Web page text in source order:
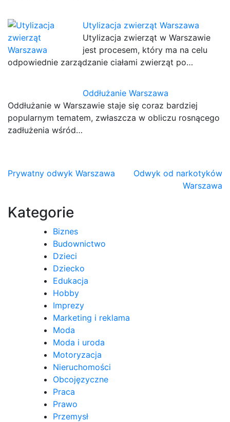
Utylizacja zwierząt Warszawa
Utylizacja zwierząt w Warszawie
jest procesem, który ma na celu
odpowiednie zarządzanie ciałami zwierząt po…
Oddłużanie Warszawa
Oddłużanie w Warszawie staje się coraz bardziej
popularnym tematem, zwłaszcza w obliczu rosnącego
zadłużenia wśród…
Nawigacja
Prywatny odwyk Warszawa
Odwyk od narkotyków
Warszawa
Kategorie
Biznes
Budownictwo
Dzieci
Dziecko
Edukacja
Hobby
Imprezy
Marketing i reklama
Moda
Moda i uroda
Motoryzacja
Nieruchomości
Obcojęzyczne
Praca
Prawo
Przemysł